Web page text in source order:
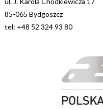
85-065 Bydgoszcz
tel: +48 52 324 93 80